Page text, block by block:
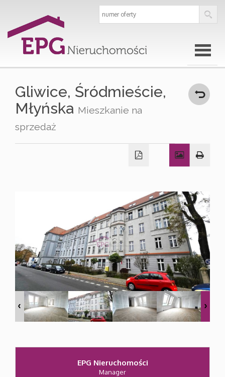
Strona
O
firmie
Oferty
Domy
Gliwice, Śródmieście,
Młyńska Mieszkanie na
sprzedaż
EPG Nieruchomości
Manager